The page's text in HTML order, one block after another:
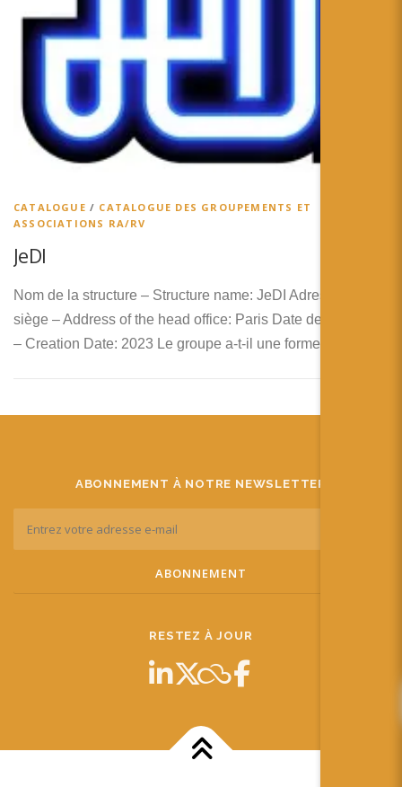
CATALOGUE / CATALOGUE DES GROUPEMENTS ET
ASSOCIATIONS RA/RV
JeDI
Nom de la structure – Structure name: JeDI Adresse du
siège – Address of the head office: Paris Date de Création
– Creation Date: 2023 Le groupe a-t-il une forme …
ABONNEMENT À NOTRE NEWSLETTER
RESTEZ À JOUR